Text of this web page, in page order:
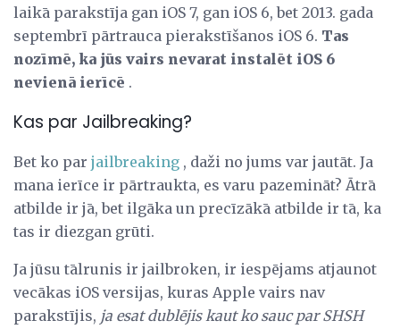
laikā parakstīja gan iOS 7, gan iOS 6, bet 2013. gada
septembrī pārtrauca pierakstīšanos iOS 6. Tas
nozīmē, ka jūs vairs nevarat instalēt iOS 6
nevienā ierīcē .
Kas par Jailbreaking?
Bet ko par jailbreaking , daži no jums var jautāt. Ja
mana ierīce ir pārtraukta, es varu pazemināt? Ātrā
atbilde ir jā, bet ilgāka un precīzākā atbilde ir tā, ka
tas ir diezgan grūti.
Ja jūsu tālrunis ir jailbroken, ir iespējams atjaunot
vecākas iOS versijas, kuras Apple vairs nav
parakstījis, ja esat dublējis kaut ko sauc par SHSH